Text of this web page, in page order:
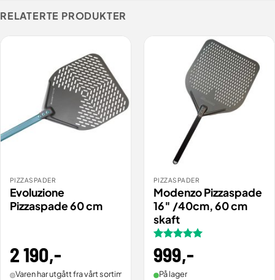
RELATERTE PRODUKTER
PIZZASPADER
Evoluzione
Pizzaspade 60 cm
2 190,-
Varen har utgått fra vårt sortiment.
PIZZASPADER
Modenzo Pizzaspade
16″ /40cm, 60 cm
skaft
Vurdert
av 5
999,-
På lager